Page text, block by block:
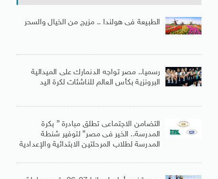
الطبيعة فى هولندا .. مزيج من الخيال والسحر
رسميا.. مصر تواجه الدنمارك على الميدالية
البرونزية بكأس العالم للناشئات لكرة اليد
التضامن الاجتماعى تطلق مبادرة ” بكرة
المدرسة.. الخير فى مصر” لتوفير شنطة
المدرسة لطلاب المرحلتين الابتدائية والإعدادية